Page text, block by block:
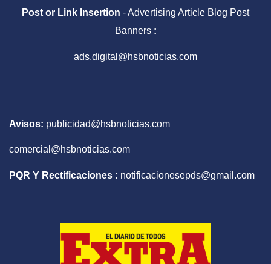
Post or Link Insertion - Advertising Article Blog Post
Banners :
ads.digital@hsbnoticias.com
Avisos: publicidad@hsbnoticias.com
comercial@hsbnoticias.com
PQR Y Rectificaciones : notificacionesepds@gmail.com